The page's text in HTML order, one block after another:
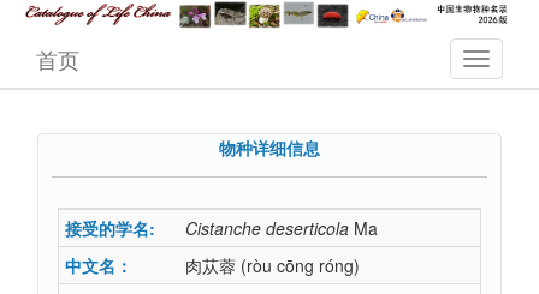
首页
物种详细信息
接受的学名: Cistanche deserticola Ma
中文名：
肉苁蓉 (ròu cōng róng)